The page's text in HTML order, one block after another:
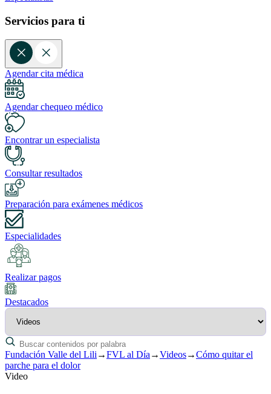
Servicios para ti
Agendar cita médica
Agendar chequeo médico
Encontrar un especialista
Consultar resultados
Preparación para exámenes médicos
Especialidades
Realizar pagos
Destacados
Fundación Valle del Lili →FVL al Día →Videos→Cómo quitar el
parche para el dolor
Video